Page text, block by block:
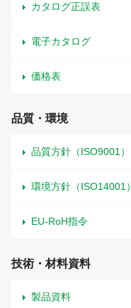
カタログ正誤表
電子カタログ
価格表
品質・環境
品質方針（ISO9001）
環境方針（ISO14001）
EU-RoH指令
技術・材料資料
製品資料